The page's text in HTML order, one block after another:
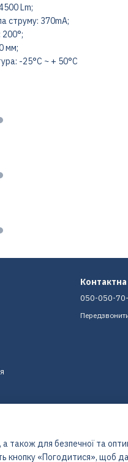
Lm;
струму: 370mA;
200°;
мм;
-25°C ~ + 50°С
050-050-
також для безпечної та
кнопку «Погодитися», щоб